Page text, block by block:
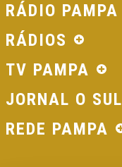
RÁDIO PAMPA
RÁDIOS
TV PAMPA
JORNAL O SUL
REDE PAMPA